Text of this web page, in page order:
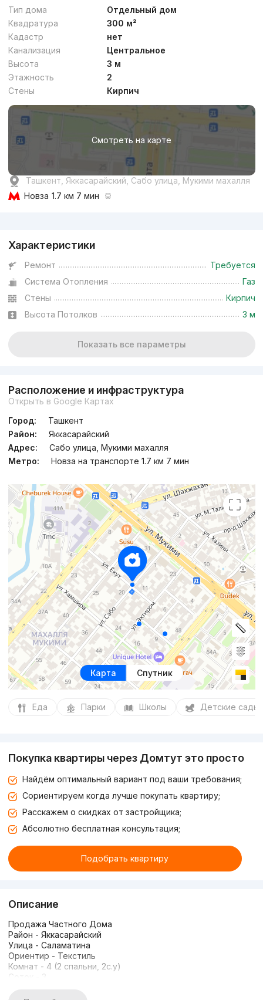
Тип дома
Отдельный дом
Квадратура
300 м²
Кадастр
нет
Канализация
Центральное
Высота
3 м
Этажность
2
Стены
Кирпич
Смотреть на карте
Ташкент, Яккасарайский, Сабо улица, Мукими махалля
Новза 1.7 км 7 мин
Характеристики
Ремонт
Требуется
Система Отопления
Газ
Стены
Кирпич
Высота Потолков
3 м
Показать все параметры
Расположение и инфраструктура
Открыть в Google Картах
Город:
Ташкент
Район:
Яккасарайский
Адрес:
Сабо улица, Мукими махалля
Метро:
Новза на транспорте 1.7 км 7 мин
Карта Спутник
Еда Парки Школы Детские сады
Покупка квартиры через Домтут это просто
Найдём оптимальный вариант под ваши требования;
Сориентируем когда лучше покупать квартиру;
Расскажем о скидках от застройщика;
Абсолютно бесплатная консультация;
Подобрать квартиру
Описание
Продажа Частного Дома
Район - Яккасарайский
Улица - Саламатина
Ориентир - Текстиль
Комнат - 4 (2 спальни, 2с.у)
Соток - 3
Этажей - 2 ( подвала нет)